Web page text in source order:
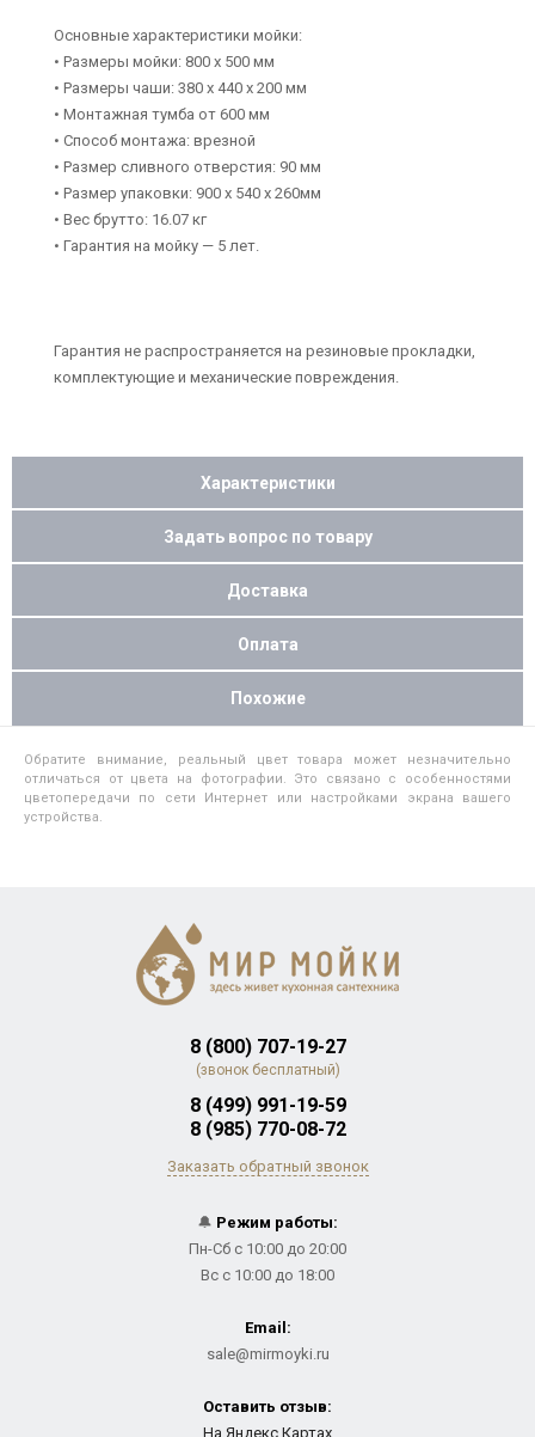
Основные характеристики мойки:
• Размеры мойки: 800 x 500 мм
• Размеры чаши: 380 x 440 х 200 мм
• Монтажная тумба от 600 мм
• Способ монтажа: врезной
• Размер сливного отверстия: 90 мм
• Размер упаковки: 900 х 540 х 260мм
• Вес брутто: 16.07 кг
• Гарантия на мойку — 5 лет.
Гарантия не распространяется на резиновые прокладки,
комплектующие и механические повреждения.
Характеристики
Задать вопрос по товару
Доставка
Оплата
Похожие
Обратите внимание, реальный цвет товара может незначительно
отличаться от цвета на фотографии. Это связано с особенностями
цветопередачи по сети Интернет или настройками экрана вашего
устройства.
8 (800) 707-19-27
(звонок бесплатный)
8 (499) 991-19-59
8 (985) 770-08-72
Заказать обратный звонок
🔔 Режим работы:
Пн-Сб с 10:00 до 20:00
Вс с 10:00 до 18:00
Email:
sale@mirmoyki.ru
Оставить отзыв:
На Яндекс.Картах